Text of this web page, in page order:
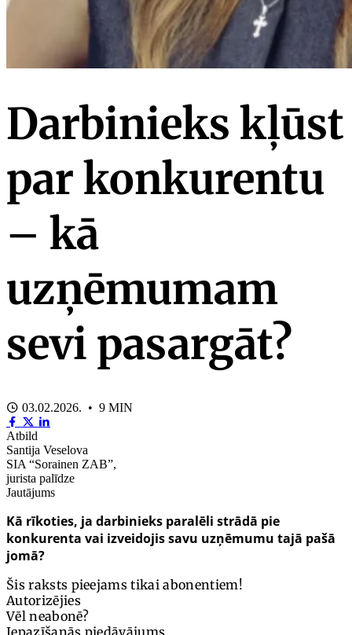
Darbinieks kļūst
par konkurentu
– kā
uzņēmumam
sevi pasargāt?
03.02.2026. • 9 MIN
Atbild
Santija Veselova
SIA “Sorainen ZAB”,
jurista palīdze
Jautājums
Kā rīkoties, ja darbinieks paralēli strādā pie
konkurenta vai izveidojis savu uzņēmumu tajā pašā
jomā?
Šis raksts pieejams tikai abonentiem!
Autorizējies
Vēl neabonē?
Iepazīšanās piedāvājums